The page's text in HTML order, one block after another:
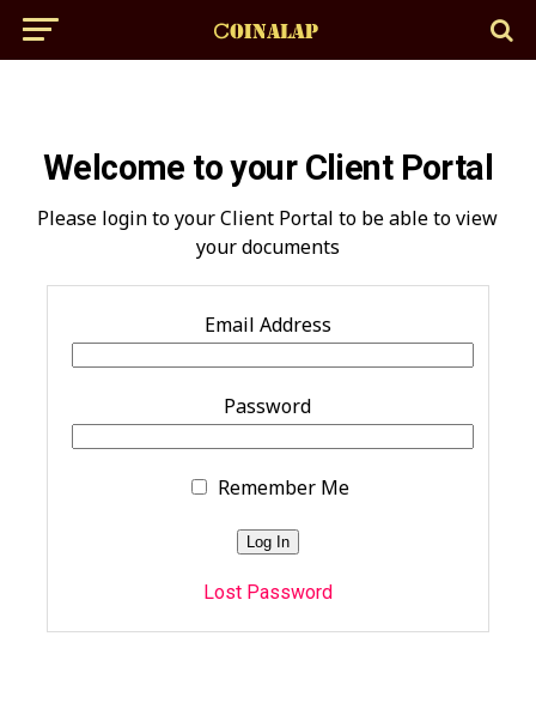
Welcome to your Client Portal
Please login to your Client Portal to be able to view
your documents
Email Address
Password
Remember Me
Lost Password